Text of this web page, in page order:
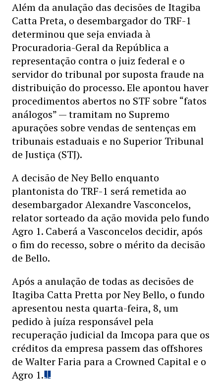
Além da anulação das decisões de Itagiba
Catta Preta, o desembargador do TRF-1
determinou que seja enviada à
Procuradoria-Geral da República a
representação contra o juiz federal e o
servidor do tribunal por suposta fraude na
distribuição do processo. Ele apontou haver
procedimentos abertos no STF sobre “fatos
análogos” — tramitam no Supremo
apurações sobre vendas de sentenças em
tribunais estaduais e no Superior Tribunal
de Justiça (STJ).
A decisão de Ney Bello enquanto
plantonista do TRF-1 será remetida ao
desembargador Alexandre Vasconcelos,
relator sorteado da ação movida pelo fundo
Agro 1. Caberá a Vasconcelos decidir, após
o fim do recesso, sobre o mérito da decisão
de Bello.
Após a anulação de todas as decisões de
Itagiba Catta Pretta por Ney Bello, o fundo
apresentou nesta quarta-feira, 8, um
pedido à juíza responsável pela
recuperação judicial da Imcopa para que os
créditos da empresa passem das offshores
de Walter Faria para a Crowned Capital e o
Agro 1.